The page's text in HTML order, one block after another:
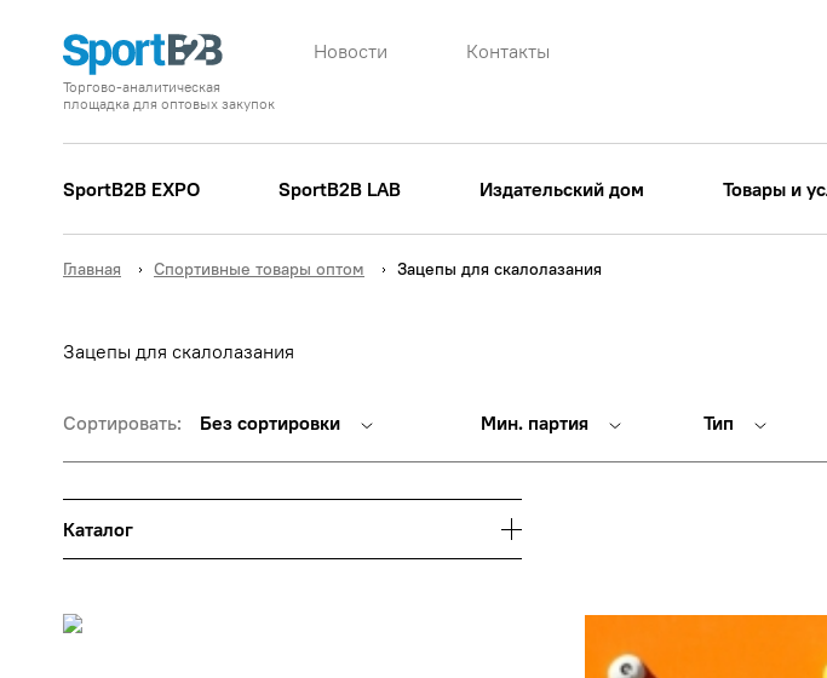
Торгово-аналитическая
площадка для оптовых закупок
Новости Контакты
SportB2B EXPO SportB2B LAB Издательский дом Товары и
Главная Спортивные товары оптом Зацепы для скалолазания
Зацепы для скалолазания
Каталог
Сортировать: Без сортировки Мин. партия Тип